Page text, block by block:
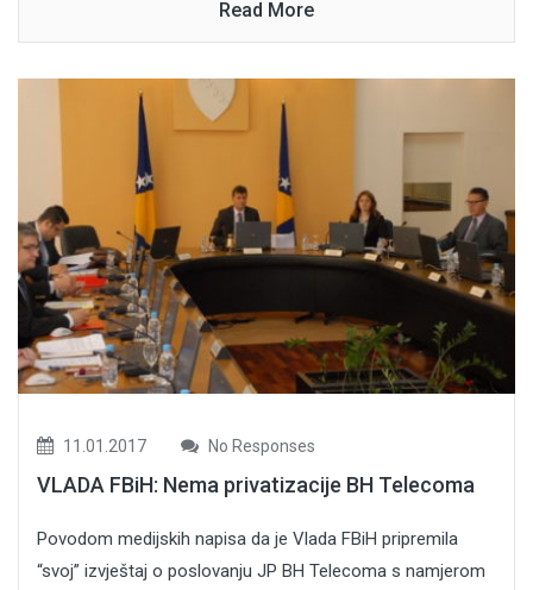
Read More
11.01.2017 No Responses
VLADA FBiH: Nema privatizacije BH Telecoma
Povodom medijskih napisa da je Vlada FBiH pripremila
“svoj” izvještaj o poslovanju JP BH Telecoma s namjerom